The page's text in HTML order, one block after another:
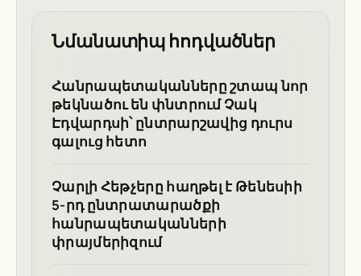
Նմանատիպ հոդվածներ
Հանրապետականները շտապ նոր
թեկնածու են փնտրում Չակ
Էդվարդսի՝ ընտրարշավից դուրս
գալուց հետո
Չարլի Հեթչերը հաղթել է Թենեսիի
5-րդ ընտրատարածքի
հանրապետականների
փրայմերիզում